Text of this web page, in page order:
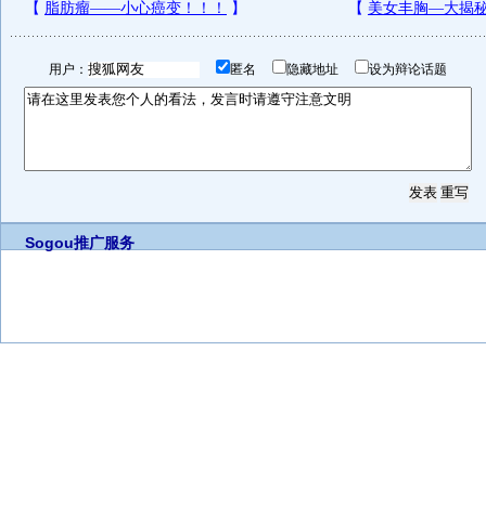
用户： 匿名 隐藏地址 设为辩论话题
Sogou推广服务